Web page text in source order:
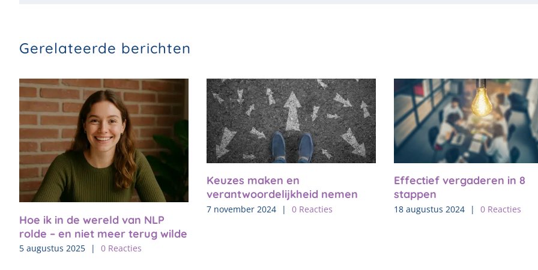
Gerelateerde berichten
Hoe ik in de wereld van NLP
rolde – en niet meer terug wilde
5 augustus 2025 | 0 Reacties
Keuzes maken en
verantwoordelijkheid nemen
7 november 2024 | 0 Reacties
Effectief vergaderen in 8
stappen
18 augustus 2024 | 0 Reacties